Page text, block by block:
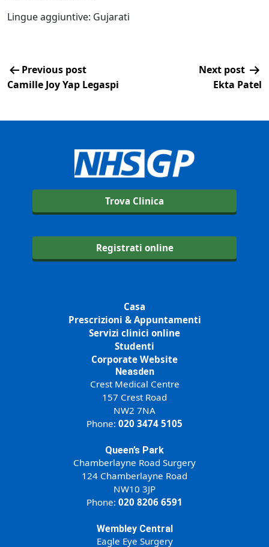
Lingue aggiuntive: Gujarati
Previous post
Camille Joy Yap Legaspi
Next post
Ekta Patel
Trova Clinica
Registrati online
Casa
Prescrizioni & Appuntamenti
Servizi clinici online
Studenti
Corporate Website
Neasden
Crest Medical Centre
157 Crest Road
NW2 7NA
Phone: 020 3474 5105
Queen’s Park
Chamberlayne Road Surgery
124 Chamberlayne Road
NW10 3JP
Phone: 020 8206 6591
Wembley Central
Eagle Eye Surgery